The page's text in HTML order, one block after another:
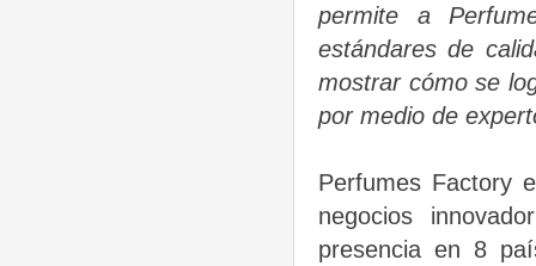
permite a
estándares de
mostrar cómo se
por medio de
Perfumes Factory
negocios
presencia en 8